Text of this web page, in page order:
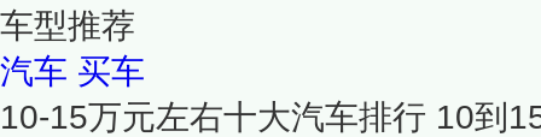
车型推荐
汽车 买车
10-15万元左右十大汽车排行 10到